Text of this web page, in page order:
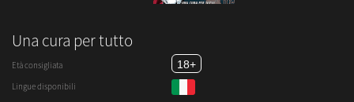
Una cura per tutto
Età consigliata 18+
Lingue disponibili